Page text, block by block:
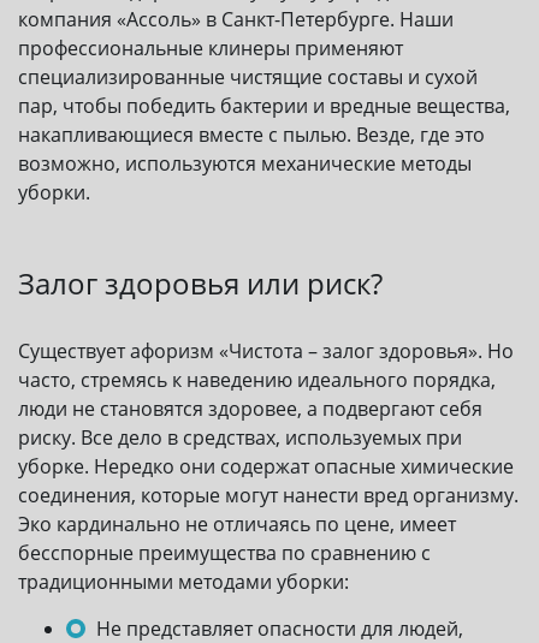
компания «Ассоль» в Санкт-Петербурге. Наши
профессиональные клинеры применяют
специализированные чистящие составы и сухой
пар, чтобы победить бактерии и вредные вещества,
накапливающиеся вместе с пылью. Везде, где это
возможно, используются механические методы
уборки.
Залог здоровья или риск?
Существует афоризм «Чистота – залог здоровья». Но
часто, стремясь к наведению идеального порядка,
люди не становятся здоровее, а подвергают себя
риску. Все дело в средствах, используемых при
уборке. Нередко они содержат опасные химические
соединения, которые могут нанести вред организму.
Эко кардинально не отличаясь по цене, имеет
бесспорные преимущества по сравнению с
традиционными методами уборки:
Не представляет опасности для людей,